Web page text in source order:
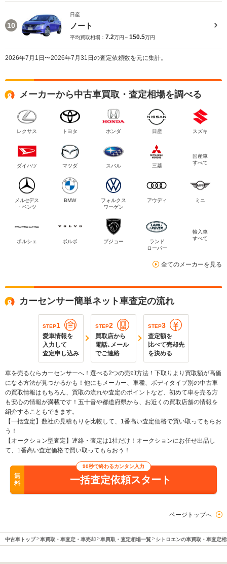
10
日産
ノート
平均買取相場： 7.2万円～150.5万円
2026年7月1日〜2026年7月31日の査定依頼数を元に集計。
メーカーから中古車買取・査定相場を調べる
レクサス トヨタ ホンダ 日産 スズキ
ダイハツ マツダ スバル 三菱
国産車
すべて
メルセデス
・ベンツ
BMW
フォルクス
ワーゲン
アウディ ミニ
ポルシェ ボルボ プジョー
ランド
ローバー
輸入車
すべて
全てのメーカーを見る
カーセンサー簡単ネット車査定の流れ
STEP1
愛車情報を
入力して
査定申し込み
STEP2
買取店から
電話､メール
でご連絡
STEP3
査定額を
比べて売却先
を決める
車を売るならカーセンサーへ！選べる2つの売却方法！下取りより買取額が高価
になる方法が見つかるかも！他にもメーカー、車種、ボディタイプ別の中古車
の買取情報はもちろん、買取の流れや査定のポイントなど、初めて車を売る方
も安心の情報が満載です！五十音や都道府県から、お近くの買取店舗の情報を
紹介することもできます。
【一括査定】数社の見積もりを比較して、1番高い査定価格で買い取ってもらお
う！
【オークション型査定】連絡・査定は1社だけ！オークションにお任せ出品し
て、1番高い査定価格で買い取ってもらおう！
無
料
90秒で終わるカンタン入力
一括査定依頼スタート
ページトップへ
中古車トップ 車買取・車査定・車売却 車買取・査定相場一覧 シトロエンの車買取・車査定